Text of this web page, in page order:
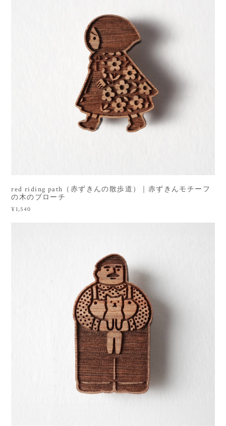
red riding path（赤ずきんの散歩道）｜赤ずきんモチーフ
の木のブローチ
¥1,540